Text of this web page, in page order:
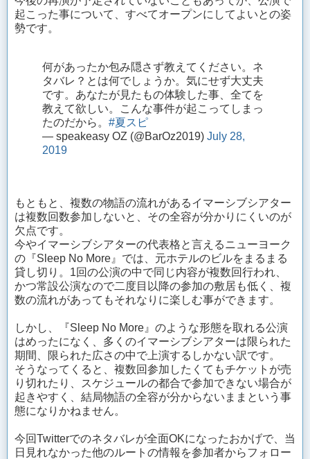
起こった事について、すべてオープンにしてよいとの姿
勢です。
何があったか包み隠さず教えてください。ネ
タバレ？とは何でしょうか。気にせず大丈夫
です。あなたが見たもの体験した事、全てを
教えて欲しい。こんな事件が起こってしまっ
たのだから。 #夏スピ
— speakeasy OZ (@BarOz2019) July 28,
2019
もともと、複数の物語の流れがあるイマーシブシアター
は複数回数参加しないと、その全容が分かりにくいのが
欠点です。
今やイマーシブシアターの代表格と言えるニューヨーク
の『Sleep No More』では、元ホテルのビルをまるまる
貸し切り。1回の公演の中で同じ内容が複数回行われ、
かつ常設公演なので二度目以降の参加の敷居も低く、複
数の流れがあってもそれなりに楽しむ事ができます。
しかし、『Sleep No More』のような形態を取れる公演
はめったになく、多くのイマーシブシアターは限られた
期間、限られた広さの中で上演するしかない訳です。
そうなってくると、複数回参加したくてもチケットが売
り切れたり、スケジュールの都合で参加できない場合が
起きやすく、結局物語の全容が分からないままという事
態になりかねません。
今回Twitterでのネタバレが全面OKになったおかげで、当
日見れなかった他のルートの情報を参加者からフォロー